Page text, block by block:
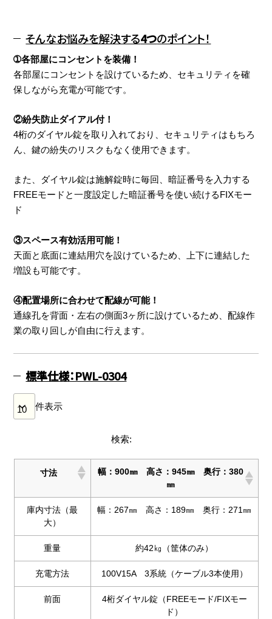
そんなお悩みを解決する4つのポイント！
➀各部屋にコンセントを装備！
各部屋にコンセントを設けているため、セキュリティを確
保しながら充電が可能です。
②紛失防止ダイアル付！
4桁のダイヤル錠を取り入れており、セキュリティはもちろ
ん、鍵の紛失のリスクもなく使用できます。
また、ダイヤル錠は施解錠時に毎回、暗証番号を入力する
FREEモードと一度設定した暗証番号を使い続けるFIXモー
ド
③スペース有効活用可能！
天面と底面に連結用穴を設けているため、上下に連結した
増設も可能です。
④配置場所に合わせて配線が可能！
通線孔を背面・左右の側面3ヶ所に設けているため、配線作
業の取り回しが自由に行えます。
標準仕様：PWL-0304
件表示
検索:
寸法
幅：900㎜ 高さ：945㎜ 奥行：380
㎜
庫内寸法（最
大）
幅：267㎜ 高さ：189㎜ 奥行：271㎜
重量 約42㎏（筐体のみ）
充電方法 100V15A 3系統（ケーブル3本使用）
前面
4桁ダイヤル錠（FREEモード/FIXモー
ド）